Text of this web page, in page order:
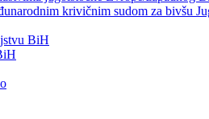
krivičnim sudom za bivšu
BiH